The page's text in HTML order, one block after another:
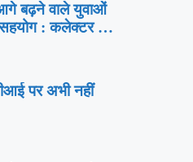
बढ़ने वाले युवाओं
सहयोग : कलेक्टर
पर अभी नहीं